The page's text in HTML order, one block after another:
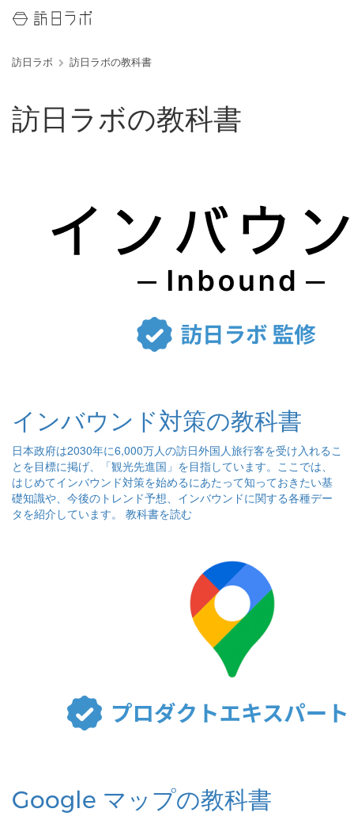
訪日ラボ 訪日ラボの教科書
訪日ラボの教科書
インバウンド対策の教科書
日本政府は2030年に6,000万人の訪日外国人旅行客を受け入れるこ
とを目標に掲げ、「観光先進国」を目指しています。ここでは、
はじめてインバウンド対策を始めるにあたって知っておきたい基
礎知識や、今後のトレンド予想、インバウンドに関する各種デー
タを紹介しています。 教科書を読む
Google マップの教科書